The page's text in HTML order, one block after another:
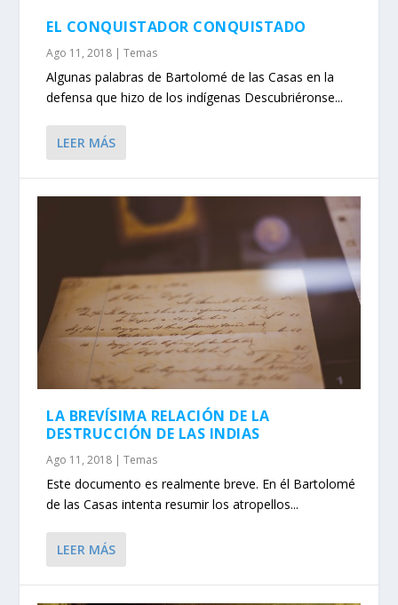
EL CONQUISTADOR CONQUISTADO
Ago 11, 2018 |Temas
Algunas palabras de Bartolomé de las Casas en la
defensa que hizo de los indígenas Descubriéronse...
LEER MÁS
LA BREVÍSIMA RELACIÓN DE LA
DESTRUCCIÓN DE LAS INDIAS
Ago 11, 2018 |Temas
Este documento es realmente breve. En él Bartolomé
de las Casas intenta resumir los atropellos...
LEER MÁS